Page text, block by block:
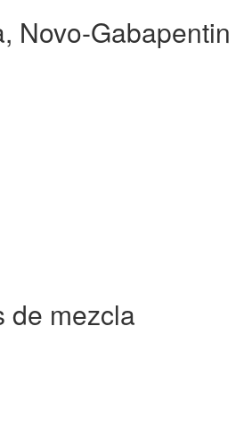
Novo-Gabapentin
de mezcla